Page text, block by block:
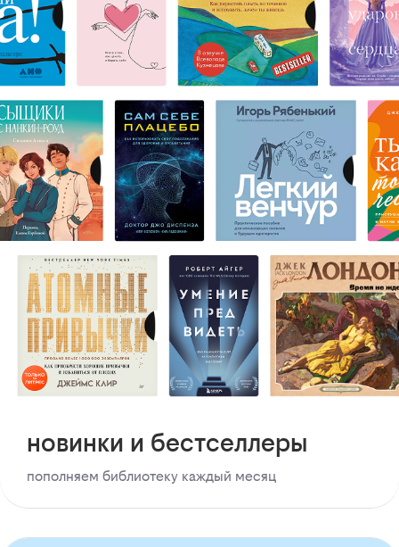
новинки и бестселлеры
пополняем библиотеку каждый месяц